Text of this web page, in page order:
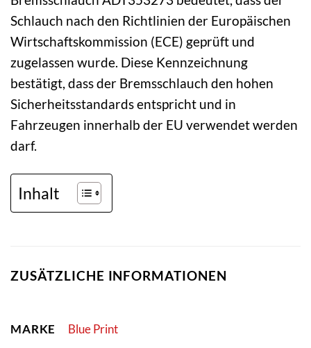
Schlauch nach den Richtlinien der Europäischen
Wirtschaftskommission (ECE) geprüft und
zugelassen wurde. Diese Kennzeichnung
bestätigt, dass der Bremsschlauch den hohen
Sicherheitsstandards entspricht und in
Fahrzeugen innerhalb der EU verwendet werden
darf.
Inhalt
ZUSÄTZLICHE INFORMATIONEN
MARKE Blue Print